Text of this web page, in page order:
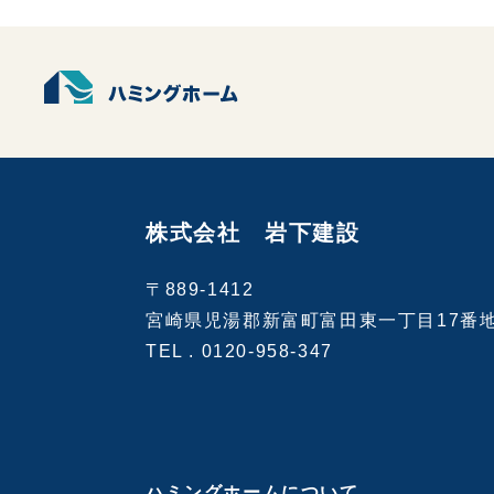
株式会社 岩下建設
〒889-1412
宮崎県児湯郡新富町富田東一丁目17番
TEL . 0120-958-347